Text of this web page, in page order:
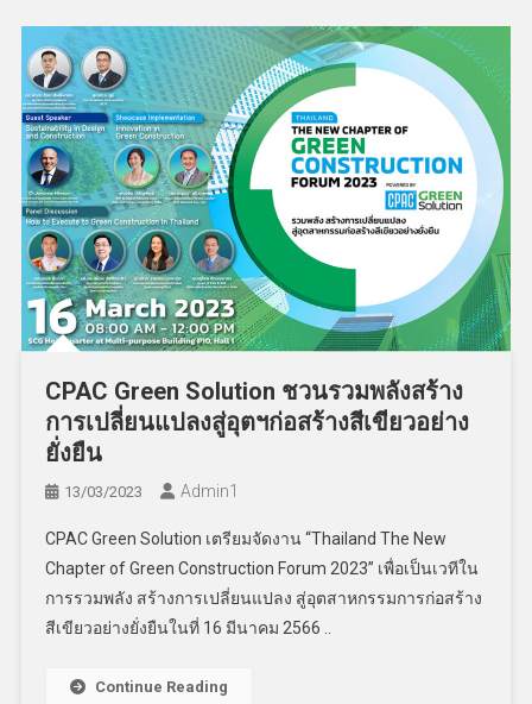
CPAC Green Solution ชวนรวมพลังสร้าง
การเปลี่ยนแปลงสู่อุตฯก่อสร้างสีเขียวอย่าง
ยั่งยืน
13/03/2023 Admin​1
CPAC Green Solution เตรียมจัดงาน “Thailand The New
Chapter of Green Construction Forum 2023” เพื่อเป็นเวทีใน
การรวมพลัง สร้างการเปลี่ยนแปลง สู่อุตสาหกรรมการก่อสร้าง
สีเขียวอย่างยั่งยืนในที่ 16 มีนาคม 2566 ..
Continue Reading